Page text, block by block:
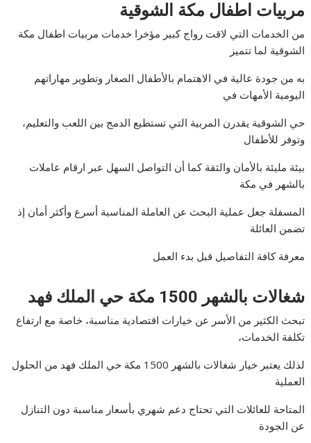
مربيات اطفال مكة الشوقية
من الخدمات التي لاقت رواج كبير مؤخرا خدمات مربيات اطفال مكة
الشوقية لما تتميز
به من جودة عالية في الاهتمام بالأطفال الصغار وتطوير مهاراتهم
اليومية الأمهات في
حي الشوقية يقدرن المربية التي تستطيع الدمج بين اللعب والتعليم،
وتوفر للأطفال
بيئة مليئة بالأمان والثقة كما أن التواصل السهل عبر ارقام عاملات
بالشهر في مكة
المسفلة جعل عملية البحث عن العاملة المناسبة أسرع وأكثر أمان إذ
تضمن العائلة
معرفة كافة التفاصيل قبل بدء العمل
شغالات بالشهر 1500 مكة حي الملك فهد
تبحث الكثير من الأسر عن خيارات اقتصادية مناسبة، خاصة مع ارتفاع
تكلفة الخدمات،
لذلك يعتبر خيار شغالات بالشهر 1500 مكة حي الملك فهد من الحلول
العملية
المتاحة للعائلات التي تحتاج دعم شهري بأسعار مناسبة دون التنازل
عن الجودة